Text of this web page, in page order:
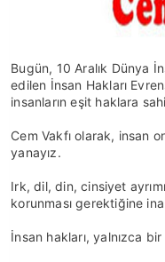
Bugün, 10 Aralık Dünya
edilen İnsan Hakları
insanların eşit haklara
Cem Vakfı olarak, insan
yanayız.
Irk, dil, din, cinsiyet
korunması gerektiğine
İnsan hakları, yalnızca